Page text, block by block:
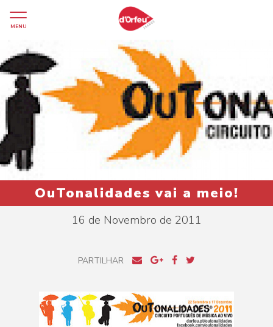
MENU
OuTonalidades vai a meio!
16 de Novembro de 2011
PARTILHAR